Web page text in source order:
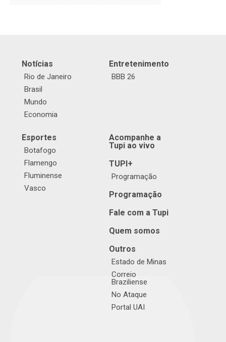
Notícias
Rio de Janeiro
Brasil
Mundo
Economia
Entretenimento
BBB 26
Esportes
Botafogo
Flamengo
Fluminense
Vasco
Acompanhe a
Tupi ao vivo
TUPI+
Programação
Programação
Fale com a Tupi
Quem somos
Outros
Estado de Minas
Correio
Braziliense
No Ataque
Portal UAI